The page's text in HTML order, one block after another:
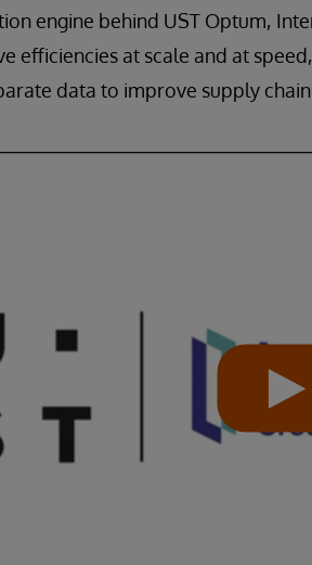
engine behind UST Optum,
efficiencies at scale and at
data to improve supply chain